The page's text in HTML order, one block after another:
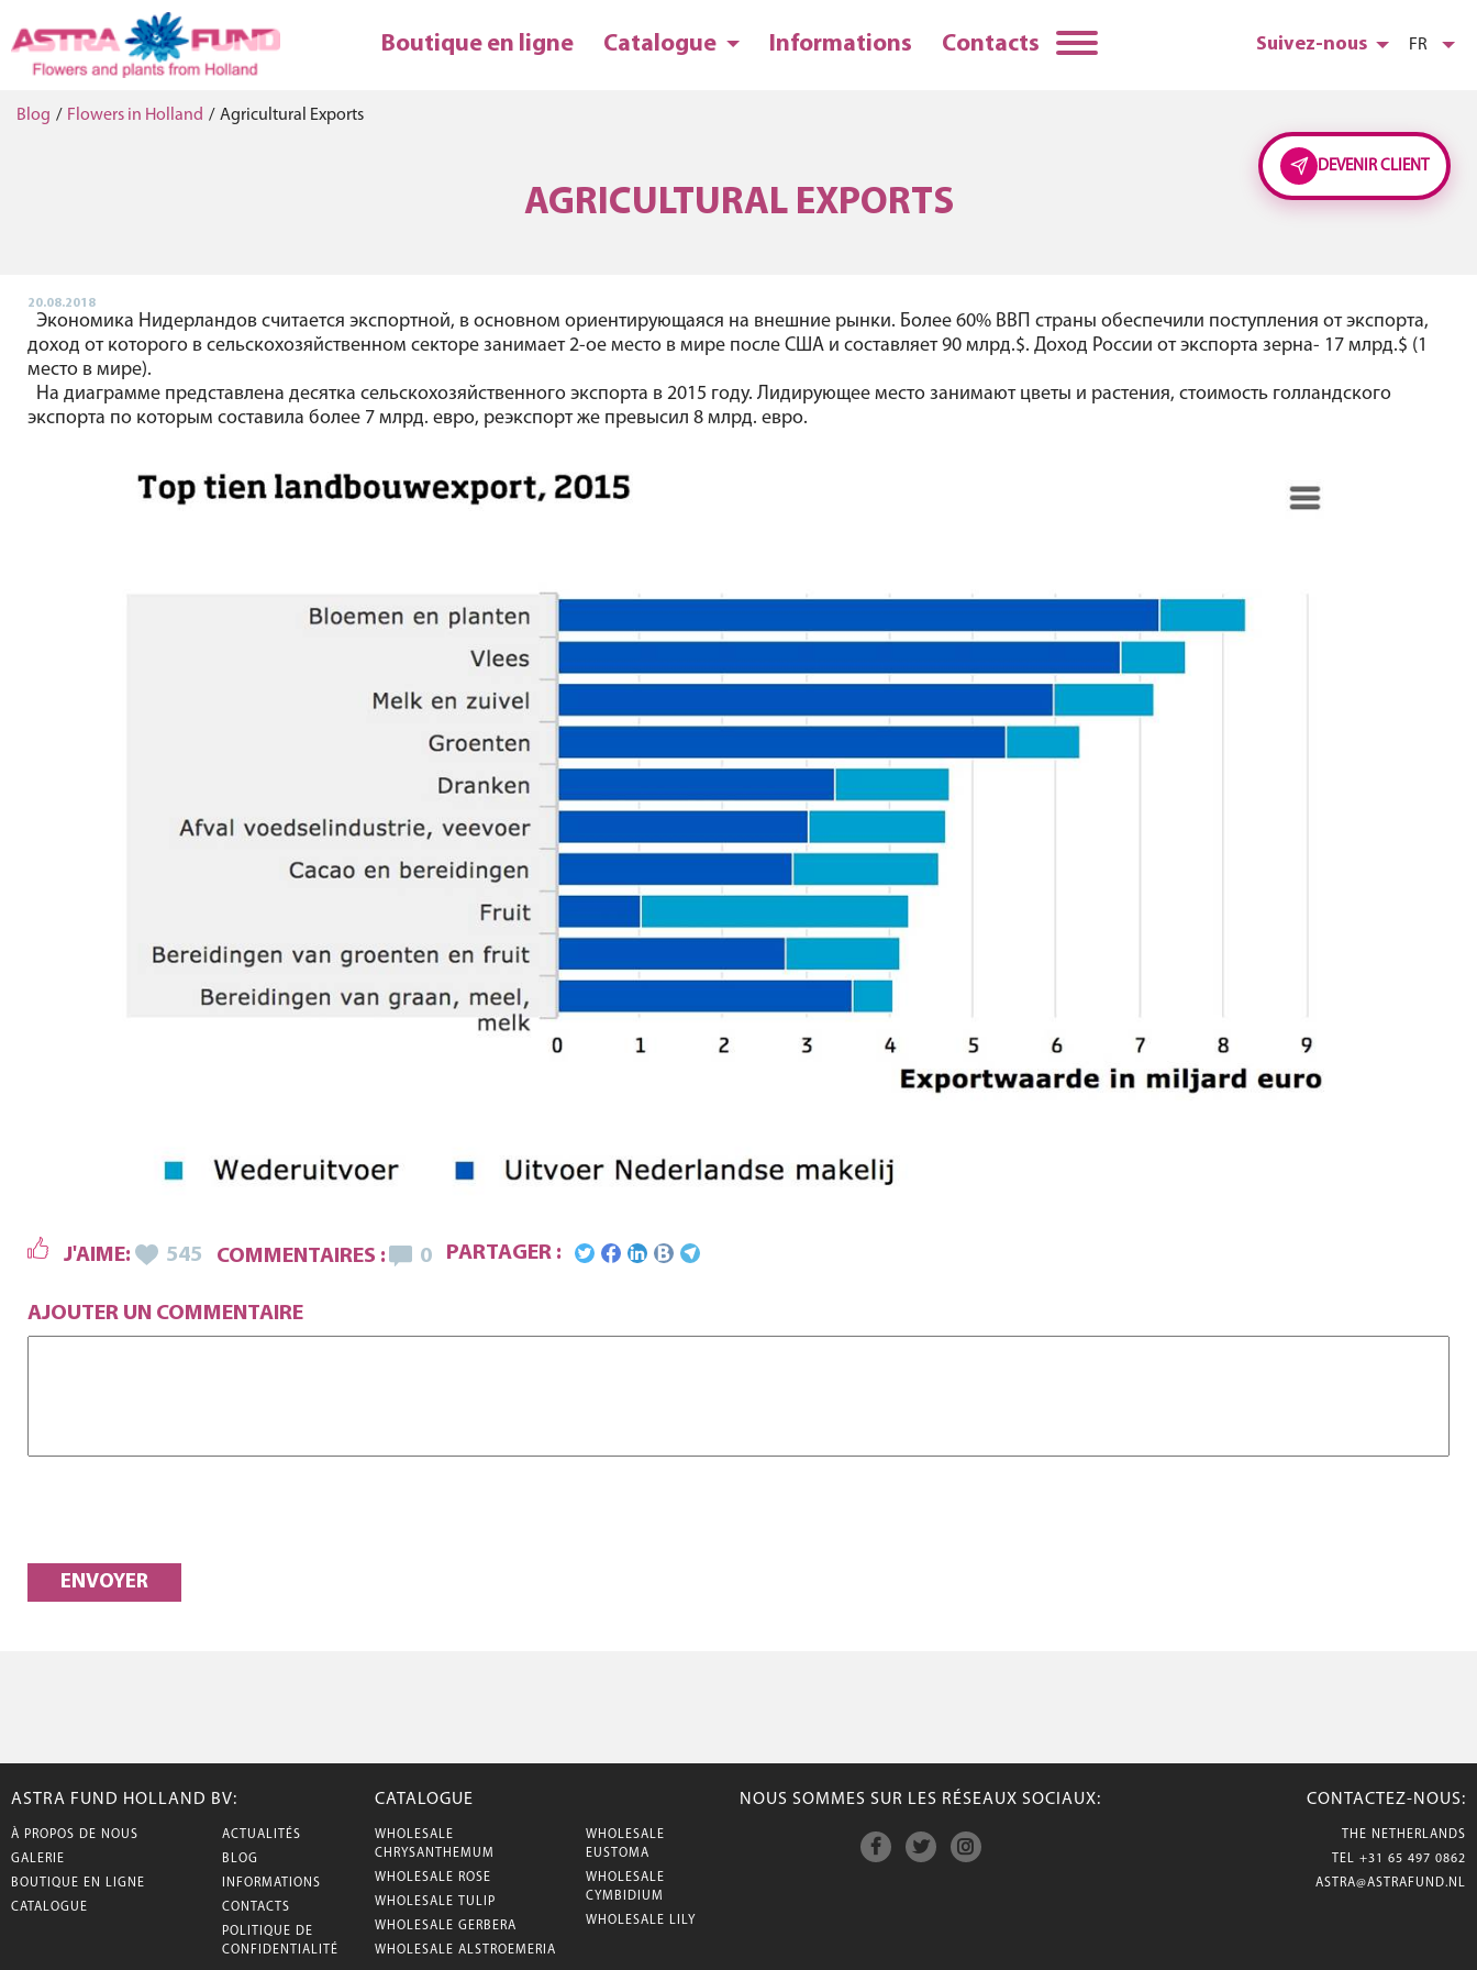
Suivez-nous FR
Boutique en ligne Catalogue Informations Contacts
Blog / Flowers in Holland / Agricultural Exports
AGRICULTURAL EXPORTS
20.08.2018
Экономика Нидерландов считается экспортной, в основном ориентирующаяся на внешние рынки. Более 60% ВВП страны обеспечили поступления от экспорта,
доход от которого в сельскохозяйственном секторе занимает 2-ое место в мире после США и составляет 90 млрд.$. Доход России от экспорта зерна- 17 млрд.$ (1
место в мире).
На диаграмме представлена десятка сельскохозяйственного экспорта в 2015 году. Лидирующее место занимают цветы и растения, стоимость голландского
экспорта по которым составила более 7 млрд. евро, реэкспорт же превысил 8 млрд. евро.
J'AIME: 545 COMMENTAIRES : 0 PARTAGER :
AJOUTER UN COMMENTAIRE
ASTRA FUND HOLLAND BV:
À PROPOS DE NOUS
GALERIE
BOUTIQUE EN LIGNE
CATALOGUE
ACTUALITÉS
BLOG
INFORMATIONS
CONTACTS
POLITIQUE DE
CONFIDENTIALITÉ
CATALOGUE
WHOLESALE
CHRYSANTHEMUM
WHOLESALE ROSE
WHOLESALE TULIP
WHOLESALE GERBERA
WHOLESALE ALSTROEMERIA
WHOLESALE
EUSTOMA
WHOLESALE
CYMBIDIUM
WHOLESALE LILY
NOUS SOMMES SUR LES RÉSEAUX SOCIAUX: CONTACTEZ-NOUS:
THE NETHERLANDS
TEL +31 65 497 0862
ASTRA@ASTRAFUND.NL
DEVENIR CLIENT